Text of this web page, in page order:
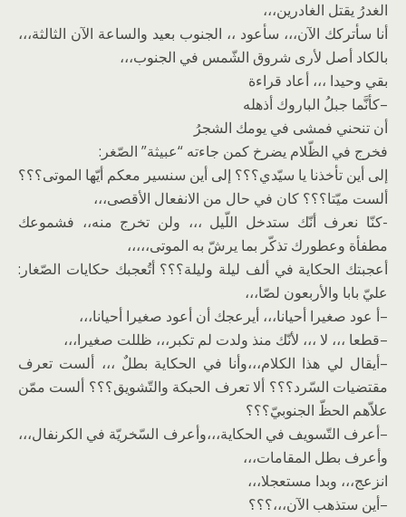
الغدرُ يقتل الغادرين،،،
أنا سأتركك الآن،،، سأعود ،، الجنوب بعيد والساعة الآن الثالثة،،،
بالكاد أصل لأرى شروق الشّمس في الجنوب،،،
بقي وحيدا ،،، أعاد قراءة
–كأنَّما جبلُ الباروك أذهله
أن تنحني فمشى في يومك الشجرُ
فخرج في الظّلام يضرخ كمن جاءته “عبيثة” الصّغر:
إلى أين تأخذنا يا سيّدي؟؟؟ إلى أين سنسير معكم أيّها الموتى؟؟؟
ألست ميّتا؟؟؟ كان في حال من الانفعال الأقصى،،،
-كنّا نعرف أنّك ستدخل اللّيل ،،، ولن تخرج منه،، فشموعك
مطفأة وعطورك تذكّر بما يرشّ به الموتى،،،،،
أعجبتك الحكاية في ألف ليلة وليلة؟؟؟ أتُعجبك حكايات الصّغار:
عليّ بابا والأربعون لصّا،،،
–أ عود صغيرا أحيانا،،، أيرعجك أن أعود صغيرا أحيانا،،،
–قطعا ،،، لا ،،، لأنّك منذ ولدت لم تكبر،،، ظللت صغيرا،،،
–أيقال لي هذا الكلام،،،وأنا في الحكاية بطلٌ ،،، ألست تعرف
مقتضيات السّرد؟؟؟ ألا تعرف الحبكة والتّشويق؟؟؟ ألست ممّن
علاّهم الحظّ الجنوبيّ؟؟؟
–أعرف التّسويف في الحكاية،،،وأعرف السّخريّة في الكرنفال،،،
وأعرف بطل المقامات،،،
انزعج،،، وبدا مستعجلا،،،
–أين ستذهب الآن،،،؟؟؟